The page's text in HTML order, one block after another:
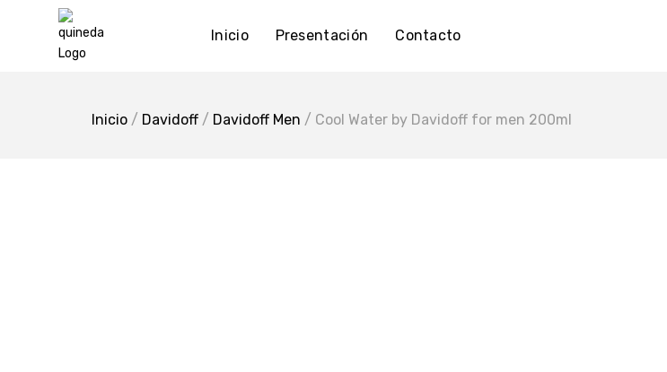
Inicio Presentación Contacto
Inicio / Davidoff / Davidoff Men / Cool Water by Davidoff for men 200ml